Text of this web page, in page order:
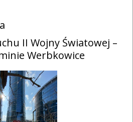
II Wojny Światowej –
Werbkowice